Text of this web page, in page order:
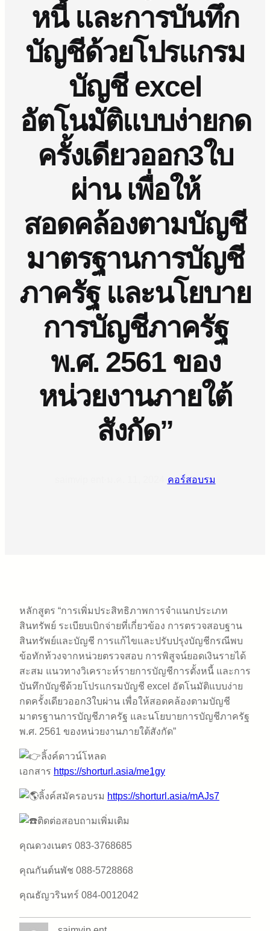
หนี้ และการบันทึก
บัญชีด้วยโปรแกรม
บัญชี excel
อัตโนมัติแบบง่ายกด
ครั้งเดียวออก3ใบ
ผ่าน เพื่อให้
สอดคล้องตามบัญชี
มาตรฐานการบัญชี
ภาครัฐ และนโยบาย
การบัญชีภาครัฐ
พ.ศ. 2561 ของ
หน่วยงานภายใต้
สังกัด”
คอร์สอบรม
หลักสูตร “การเพิ่มประสิทธิภาพการจำแนกประเภท
สินทรัพย์ ระเบียบเบิกจ่ายที่เกี่ยวข้อง การตรวจสอบฐาน
สินทรัพย์และบัญชี การแก้ไขและปรับปรุงบัญชีกรณีพบ
ข้อทักท้วงจากหน่วยตรวจสอบ การพิสูจน์ยอดเงินรายได้
สะสม แนวทางวิเคราะห์รายการบัญชีการตั้งหนี้ และการ
บันทึกบัญชีด้วยโปรแกรมบัญชี excel อัตโนมัติแบบง่าย
กดครั้งเดียวออก3ใบผ่าน เพื่อให้สอดคล้องตามบัญชี
มาตรฐานการบัญชีภาครัฐ และนโยบายการบัญชีภาครัฐ
พ.ศ. 2561 ของหน่วยงานภายใต้สังกัด”
ลิ้งค์ดาวน์โหลด
เอกสาร https://shorturl.asia/me1gy
ลิ้งค์สมัครอบรม https://shorturl.asia/mAJs7
ติดต่อสอบถามเพิ่มเติม
คุณดวงเนตร 083-3768685
คุณกันต์นพัช 088-5728868
คุณธัญวรินทร์ 084-0012042